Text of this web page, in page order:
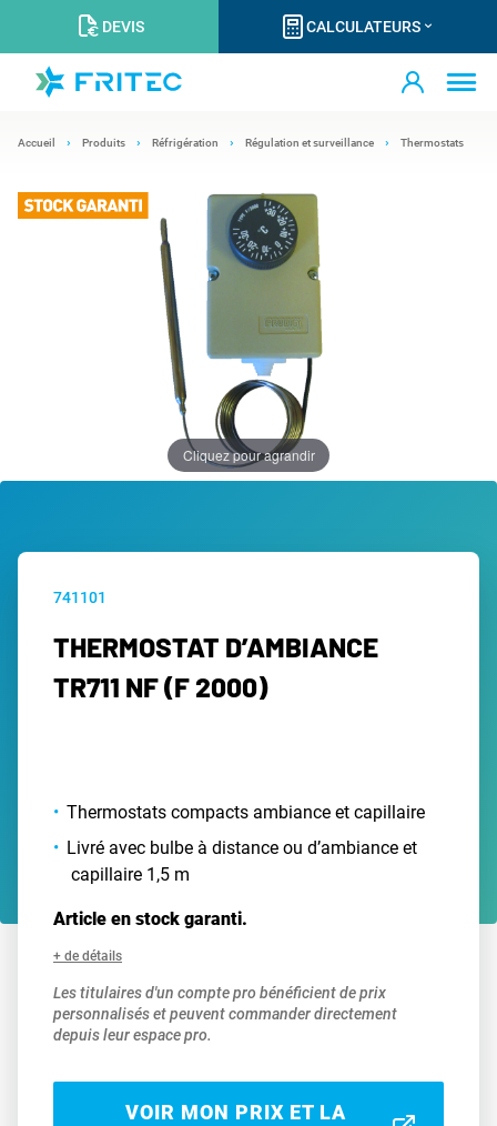
DEVIS CALCULATEURS
Accueil Produits Réfrigération Régulation et surveillance Thermostats
Cliquez pour agrandir
741101
THERMOSTAT D’AMBIANCE
TR711 NF (F 2000)
Thermostats compacts ambiance et capillaire
Livré avec bulbe à distance ou d’ambiance et
capillaire 1,5 m
Article en stock garanti.
+ de détails
Les titulaires d'un compte pro bénéficient de prix
personnalisés et peuvent commander directement
depuis leur espace pro.
VOIR MON PRIX ET LA